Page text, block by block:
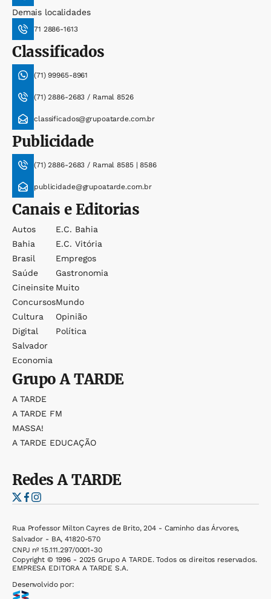
Demais localidades
71 2886-1613
Classificados
(71) 99965-8961
(71) 2886-2683 / Ramal 8526
classificados@grupoatarde.com.br
Publicidade
(71) 2886-2683 / Ramal 8585 | 8586
publicidade@grupoatarde.com.br
Canais e Editorias
Autos
Bahia
Brasil
Saúde
Cineinsite
Concursos
Cultura
Digital
Salvador
Economia
E.c. Bahia
E.c. Vitória
Empregos
Gastronomia
Muito
Mundo
Opinião
Política
GrupoA TARDE
A TARDE
A TARDE FM
MASSA!
A TARDE EDUCAÇÃO
RedesA TARDE
Rua Professor Milton Cayres de Brito, 204 - Caminho das Árvores,
Salvador - BA, 41820-570
CNPJ nº 15.111.297/0001-30
Copyright © 1996 - 2025 Grupo A TARDE. Todos os direitos reservados.
EMPRESA EDITORA A TARDE S.A.
Desenvolvido por: